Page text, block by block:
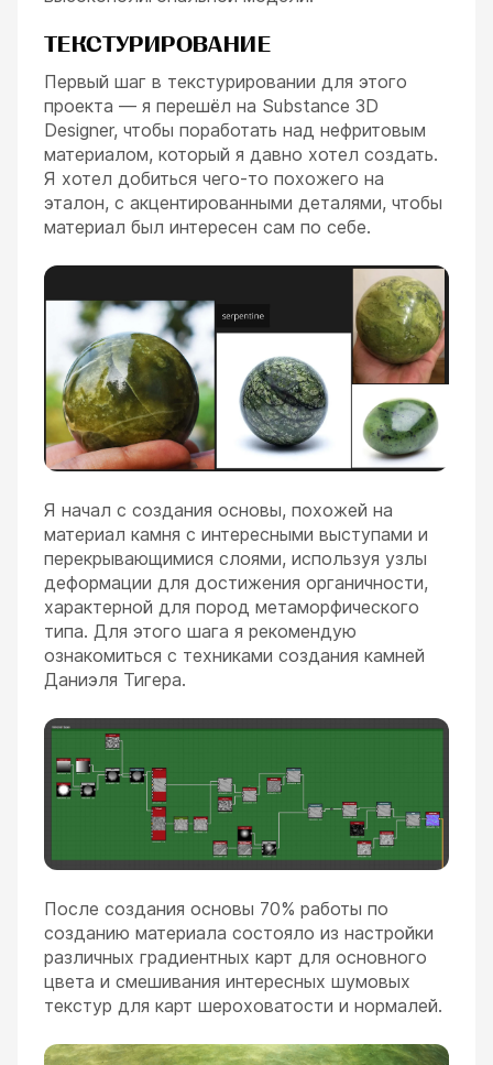
ТЕКСТУРИРОВАНИЕ
Первый шаг в текстурировании для этого
проекта — я перешёл на Substance 3D
Designer, чтобы поработать над нефритовым
материалом, который я давно хотел создать.
Я хотел добиться чего-то похожего на
эталон, с акцентированными деталями, чтобы
материал был интересен сам по себе.
Я начал с создания основы, похожей на
материал камня с интересными выступами и
перекрывающимися слоями, используя узлы
деформации для достижения органичности,
характерной для пород метаморфического
типа. Для этого шага я рекомендую
ознакомиться с техниками создания камней
Даниэля Тигера.
После создания основы 70% работы по
созданию материала состояло из настройки
различных градиентных карт для основного
цвета и смешивания интересных шумовых
текстур для карт шероховатости и нормалей.